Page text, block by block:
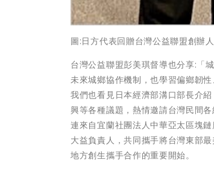
圖:日方代表回贈台灣公益聯盟創辦人
台灣公益聯盟彭美琪督導也分享:「
未來城鄉協作機制，也學習偏鄉韌
我們也看見日本經濟部溝口部長介
興等各種議題，熱情邀請台灣民間
連來自宜蘭社團法人中華亞太區塊
大益負責人，共同攜手將台灣東部
地方創生攜手合作的重要開始。